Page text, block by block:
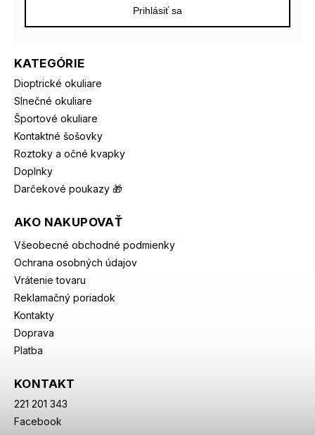
KATEGÓRIE
Dioptrické okuliare
Slnečné okuliare
Športové okuliare
Kontaktné šošovky
Roztoky a očné kvapky
Doplnky
Darčekové poukazy 🎁
AKO NAKUPOVAŤ
Všeobecné obchodné podmienky
Ochrana osobných údajov
Vrátenie tovaru
Reklamačný poriadok
Kontakty
Doprava
Platba
KONTAKT
221 201 343
Facebook
Prihlásiť sa